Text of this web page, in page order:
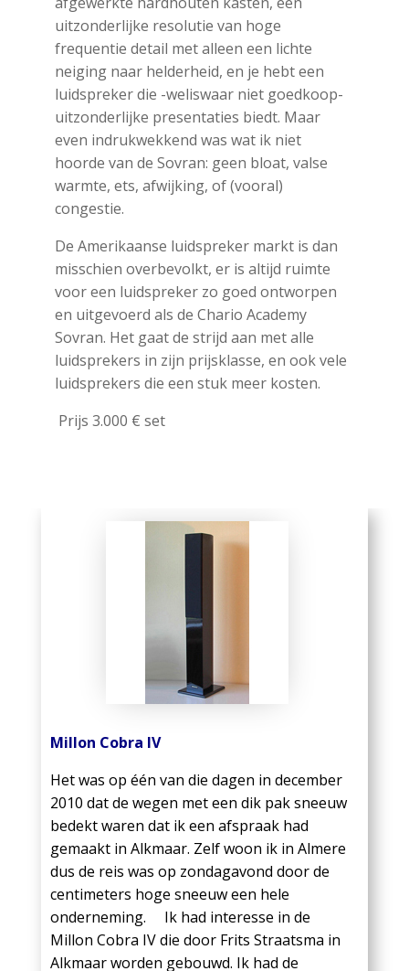
uitzonderlijke resolutie van hoge
frequentie detail met alleen een lichte
neiging naar helderheid, en je hebt een
luidspreker die -weliswaar niet goedkoop-
uitzonderlijke presentaties biedt. Maar
even indrukwekkend was wat ik niet
hoorde van de Sovran: geen bloat, valse
warmte, ets, afwijking, of (vooral)
congestie.
De Amerikaanse luidspreker markt is dan
misschien overbevolkt, er is altijd ruimte
voor een luidspreker zo goed ontworpen
en uitgevoerd als de Chario Academy
Sovran. Het gaat de strijd aan met alle
luidsprekers in zijn prijsklasse, en ook vele
luidsprekers die een stuk meer kosten.
Prijs 3.000 € set
Millon Cobra IV
Het was op één van die dagen in december
2010 dat de wegen met een dik pak sneeuw
bedekt waren dat ik een afspraak had
gemaakt in Alkmaar. Zelf woon ik in Almere
dus de reis was op zondagavond door de
centimeters hoge sneeuw een hele
onderneming. Ik had interesse in de
Millon Cobra IV die door Frits Straatsma in
Alkmaar worden gebouwd. Ik had de